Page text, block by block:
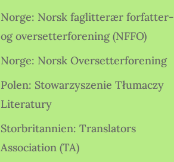
Norge: Norsk faglitterær forfatter-
og oversetterforening (NFFO)
Norge: Norsk Oversetterforening
Polen: Stowarzyszenie Tłumaczy
Literatury
Storbritannien: Translators
Association (TA)